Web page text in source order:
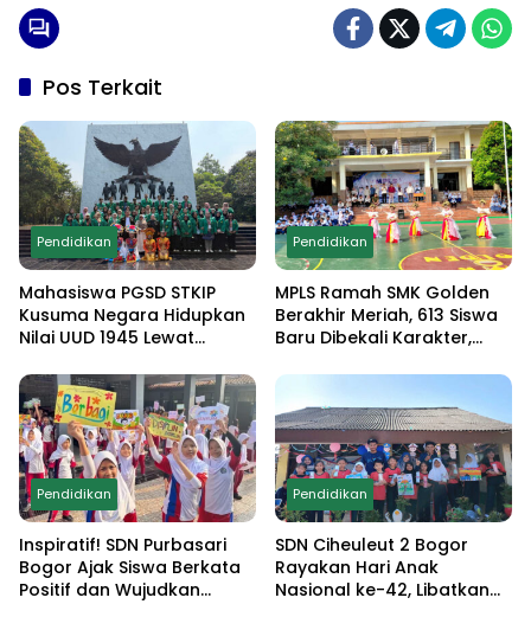
Pos Terkait
Pendidikan
Mahasiswa PGSD STKIP
Kusuma Negara Hidupkan
Nilai UUD 1945 Lewat
Monumen Pancasila Sakti
Pendidikan
MPLS Ramah SMK Golden
Berakhir Meriah, 613 Siswa
Baru Dibekali Karakter,
hingga Demo
Ekstrakurikuler
Pendidikan
Inspiratif! SDN Purbasari
Bogor Ajak Siswa Berkata
Positif dan Wujudkan
Pendidikan
SDN Ciheuleut 2 Bogor
Rayakan Hari Anak
Nasional ke-42, Libatkan